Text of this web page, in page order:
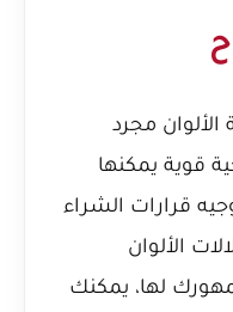
الألوان مجرد
قوية يمكنها
قرارات الشراء
الألوان
لها، يمكنك